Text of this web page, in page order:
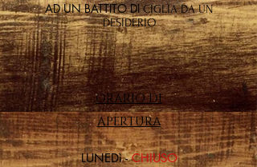
AD UN BATTITO DICIGLIA DA UN
DESIDERIO
ORARIO DI
APERTURA
LUNEDì -CHIUSO